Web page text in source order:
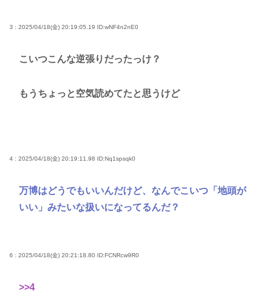
3 : 2025/04/18(金) 20:19:05.19 ID:wNF4n2nE0
こいつこんな逆張りだったっけ？
もうちょっと空気読めてたと思うけど
4 : 2025/04/18(金) 20:19:11.98 ID:Nq1spsqk0
万博はどうでもいいんだけど、なんでこいつ「地頭が
いい」みたいな扱いになってるんだ？
6 : 2025/04/18(金) 20:21:18.80 ID:FCNRcw9R0
>>4